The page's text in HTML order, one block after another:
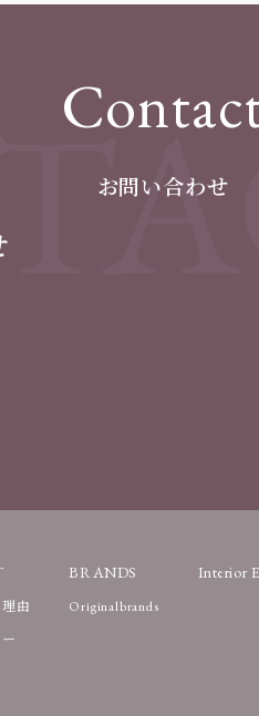
お問い合わせ
由
BRANDS
Originalbrands
Interior